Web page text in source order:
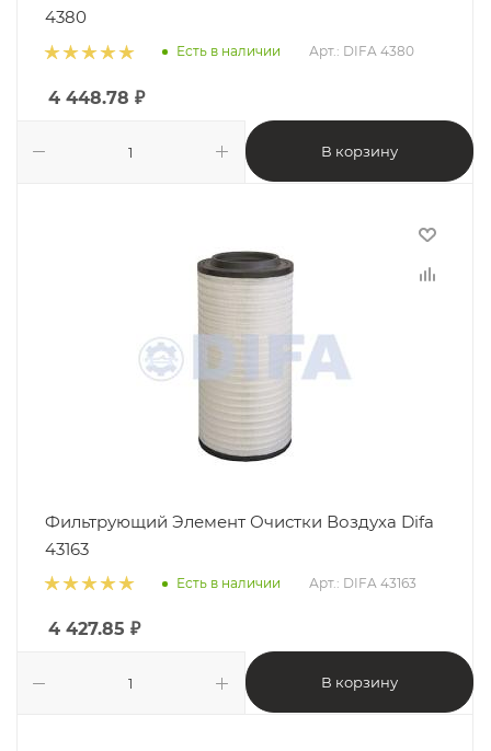
4380
Есть в наличии Арт.: DIFA 4380
4 448.78 ₽
В корзину
Фильтрующий Элемент Очистки Воздуха Difa
43163
Есть в наличии Арт.: DIFA 43163
4 427.85 ₽
В корзину